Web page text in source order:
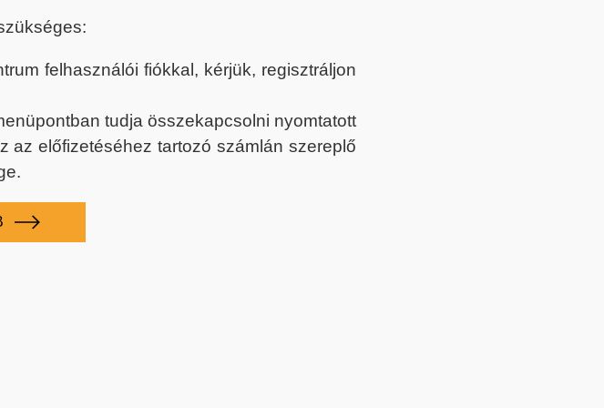
felhasználói fiókkal, kérjük, regisztráljon
tudja összekapcsolni nyomtatott
az előfizetéséhez tartozó számlán szereplő